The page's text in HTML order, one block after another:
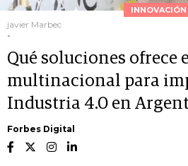
INNOVACIÓN
javier Marbec
-
Qué soluciones ofrece
multinacional para
Industria 4.0 en
Forbes Digital